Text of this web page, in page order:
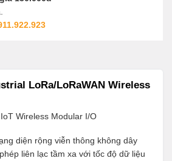
LoRa/LoRaWAN Wireless
Wireless Modular I/O
diện rộng viễn thông không dây
liên lạc tầm xa với tốc độ dữ liệu